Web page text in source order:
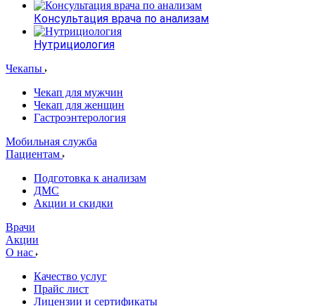
Консультация врача по анализам
Нутрициология
Чекапы
Чекап для мужчин
Чекап для женщин
Гастроэнтерология
Мобильная служба
Пациентам
Подготовка к анализам
­ДМС
­Акции и скидки
Врачи
Акции
О нас
Качество услуг
Прайс лист
Лицензии и сертификаты